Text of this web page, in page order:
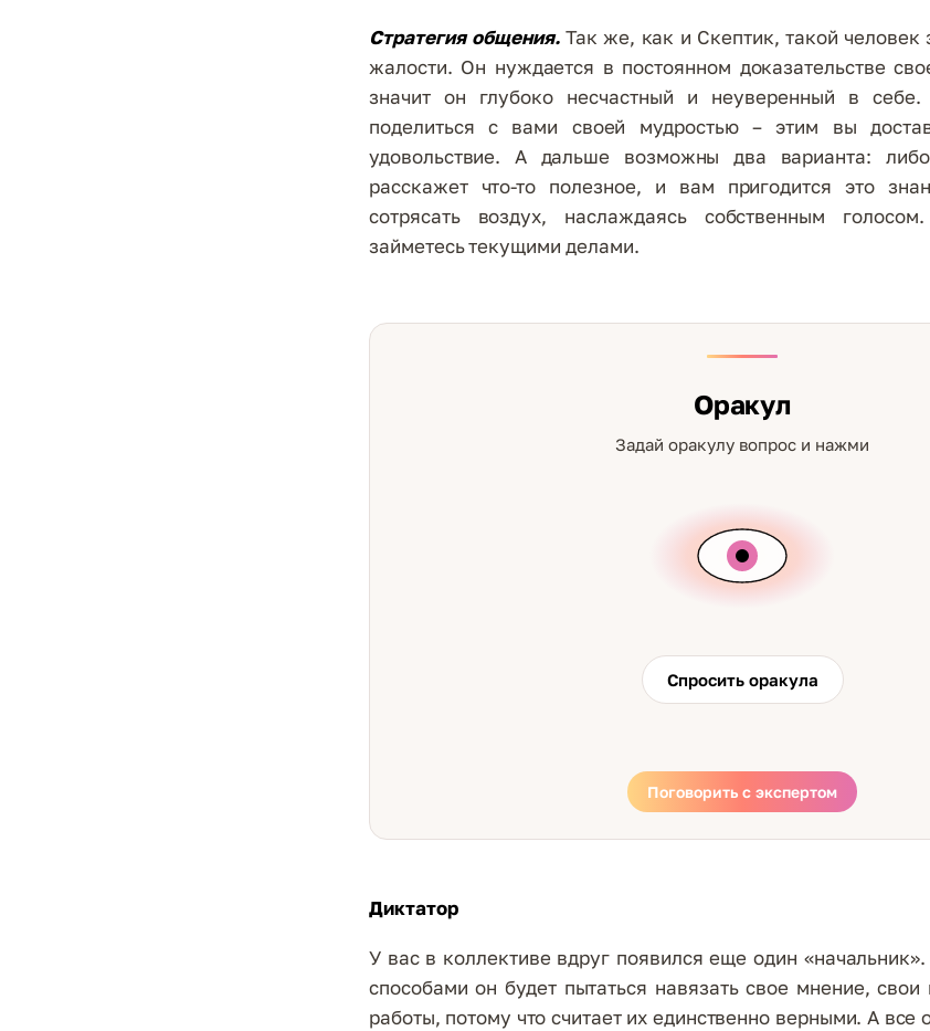
Стратегия общения.Так же, как и Скептик, такой человек
жалости. Он нуждается в постоянном доказательстве
значит он глубоко несчастный и неуверенный в
поделиться с вами своей мудростью – этим вы
удовольствие. А дальше возможны два варианта:
расскажет что-то полезное, и вам пригодится это
сотрясать воздух, наслаждаясь собственным
займетесь текущими делами.
Оракул
Задай оракулу вопрос и нажми
Спросить оракула
Поговорить с экспертом
Диктатор
У вас в коллективе вдруг появился еще один
способами он будет пытаться навязать свое мнение,
работы, потому что считает их единственно верными. А все